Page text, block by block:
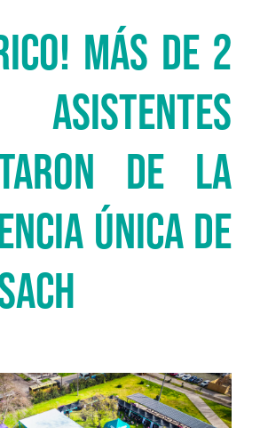
MÁS DE 2
DE LA
ÚNICA DE